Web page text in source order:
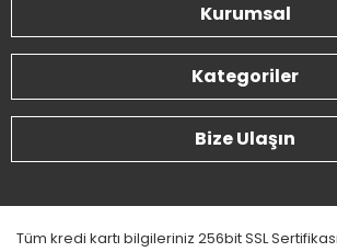
Kurumsal
Kategoriler
Bize Ulaşın
Tüm kredi kartı bilgileriniz 256bit SSL